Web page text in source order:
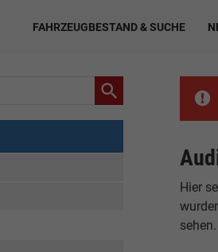
FAHRZEUGBESTAND & SUCHE
Hier
sehen.